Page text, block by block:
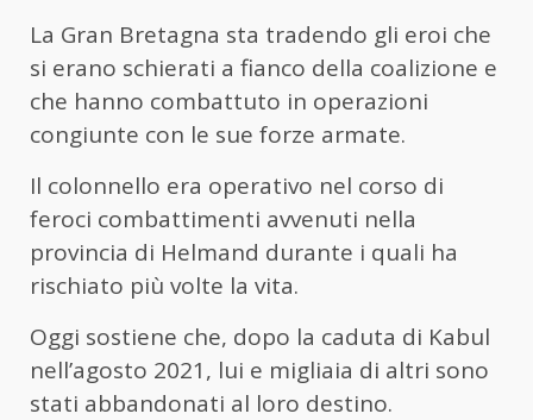
La Gran Bretagna sta tradendo gli eroi che
si erano schierati a fianco della coalizione e
che hanno combattuto in operazioni
congiunte con le sue forze armate.
Il colonnello era operativo nel corso di
feroci combattimenti avvenuti nella
provincia di Helmand durante i quali ha
rischiato più volte la vita.
Oggi sostiene che, dopo la caduta di Kabul
nell’agosto 2021, lui e migliaia di altri sono
stati abbandonati al loro destino.